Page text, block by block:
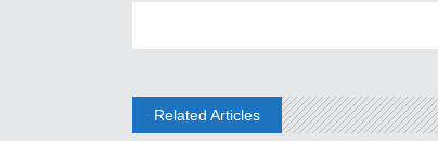
Related Articles